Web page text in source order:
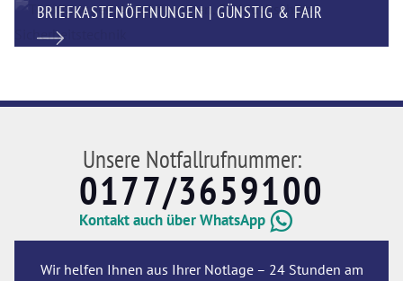
BRIEFKASTENÖFFNUNGEN | GÜNSTIG & FAIR
Unsere Notfallrufnummer:
0177/3659100
Kontakt auch über WhatsApp
Wir helfen Ihnen aus Ihrer Notlage – 24 Stunden am